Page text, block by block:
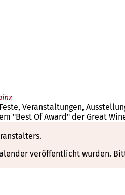
Veranstaltungen,
"Best Of Award" der Great
veröffentlicht wurden.